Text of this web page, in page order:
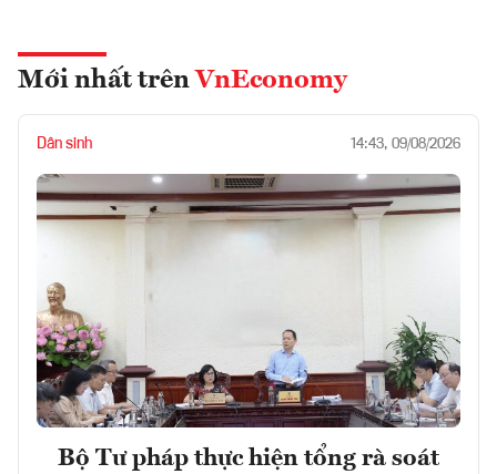
Mới nhất trên VnEconomy
Dân sinh 14:43, 09/08/2026
Bộ Tư pháp thực hiện tổng rà soát